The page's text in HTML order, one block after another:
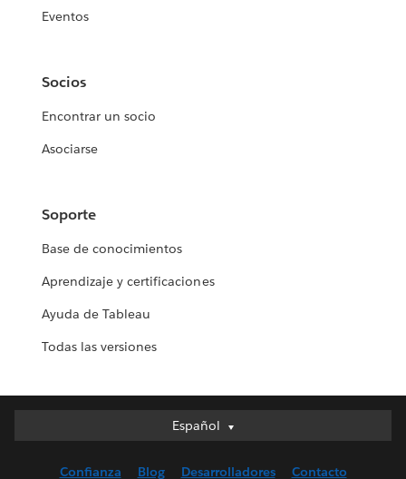
Eventos
Socios
Encontrar un socio
Asociarse
Soporte
Base de conocimientos
Aprendizaje y certificaciones
Ayuda de Tableau
Todas las versiones
Español
Español
English (UK)
Confianza Blog Desarrolladores Contacto